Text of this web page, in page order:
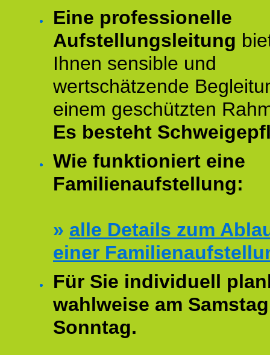
Eine professionelle
Aufstellungsleitung
Ihnen sensible und
wertschätzende
einem geschützten
Es besteht
Wie funktioniert eine
Familienaufstellung:
» alle Details zum
einer
Für Sie individuell
wahlweise am
Sonntag.